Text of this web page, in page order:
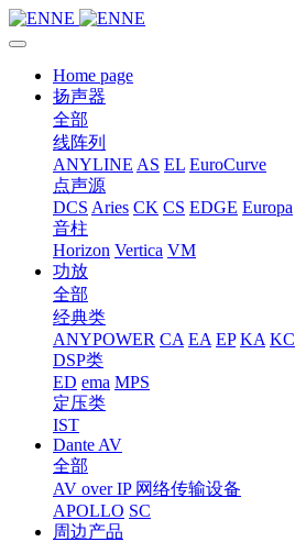
Home page
扬声器
全部
线阵列
ANYLINE AS EL EuroCurve
点声源
DCS Aries CK CS EDGE Europa
音柱
Horizon Vertica VM
功放
全部
经典类
ANYPOWER CA EA EP KA KC
DSP类
ED ema MPS
定压类
IST
Dante AV
全部
AV over IP 网络传输设备
APOLLO SC
周边产品